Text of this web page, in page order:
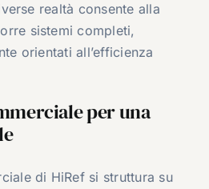
realtà consente alla
sistemi completi,
orientati all’efficienza
per una
di HiRef si struttura su